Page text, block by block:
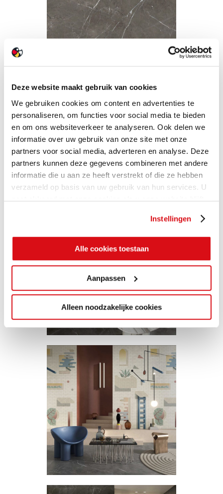
Deze website maakt gebruik van cookies
We gebruiken cookies om content en advertenties te
personaliseren, om functies voor social media te bieden
en om ons websiteverkeer te analyseren. Ook delen we
informatie over uw gebruik van onze site met onze
partners voor social media, adverteren en analyse. Deze
partners kunnen deze gegevens combineren met andere
informatie die u aan ze heeft verstrekt of die ze hebben
verzameld op basis van uw gebruik van hun services. U
gaat akkoord met onze cookies als u onze website blijft
Instellingen
Alle cookies toestaan
Aanpassen
Alleen noodzakelijke cookies